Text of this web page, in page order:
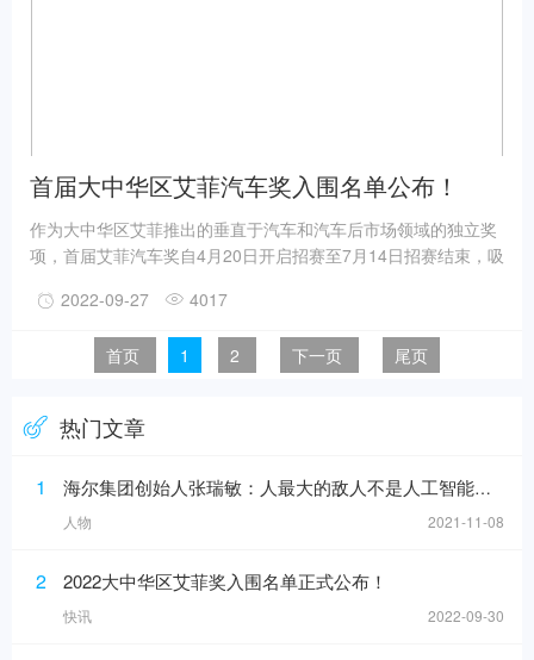
首届大中华区艾菲汽车奖入围名单公布！
作为大中华区艾菲推出的垂直于汽车和汽车后市场领域的独立奖
项，首届艾菲汽车奖自4月20日开启招赛至7月14日招赛结束，吸
量较以往艾菲汽车类案例同比增长200%，突破历史新高！经过
117位初审评委和近40位终审评委的专业和严格评审，最终确定
76件入围作品。
2022-09-27 4017
首页 1 2 下一页 尾页
热门文章
1 海尔集团创始人张瑞敏：人最大的敌人不是人工智能，而是科层制
人物 2021-11-08
2 2022大中华区艾菲奖入围名单正式公布！
快讯 2022-09-30